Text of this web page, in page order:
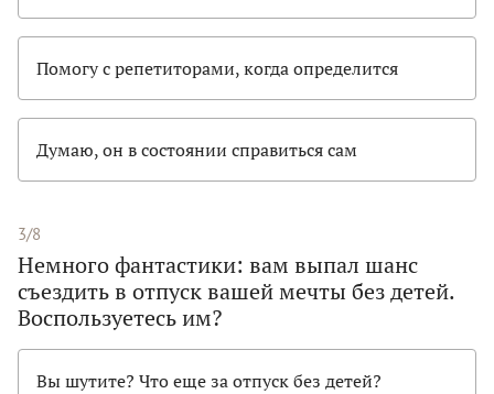
Помогу с репетиторами, когда определится
Думаю, он в состоянии справиться сам
3/8
Немного фантастики: вам выпал шанс
съездить в отпуск вашей мечты без детей.
Воспользуетесь им?
Вы шутите? Что еще за отпуск без детей?